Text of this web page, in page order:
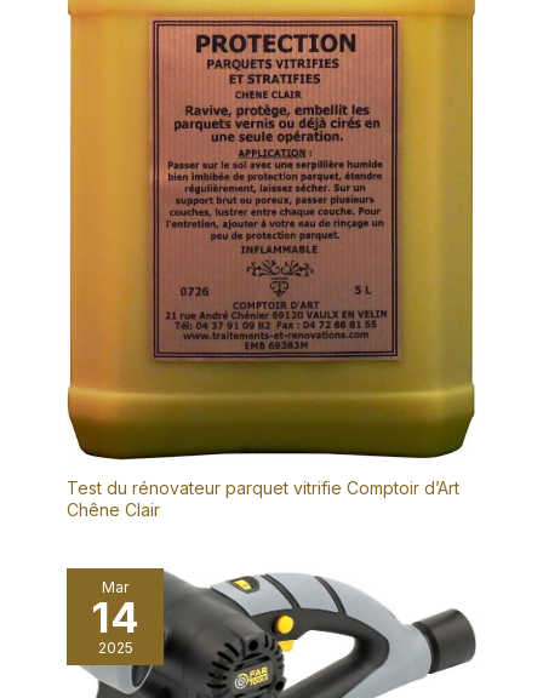
Test du rénovateur parquet vitrifie Comptoir d’Art
Chêne Clair
Mar
14
2025